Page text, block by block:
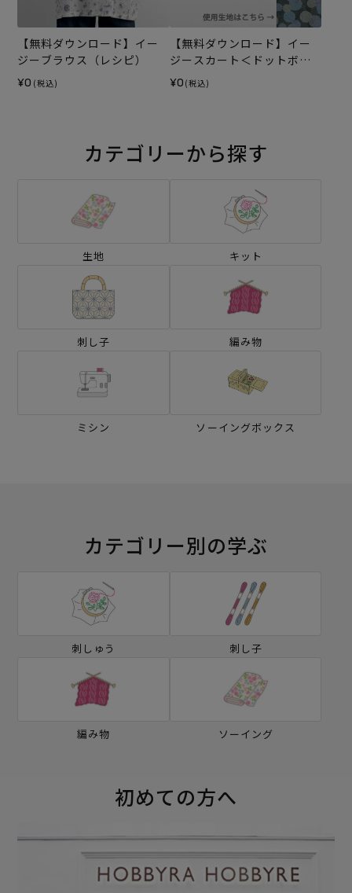
【無料ダウンロード】イー
ジーブラウス（レシピ）
¥0 (税込)
【無料ダウンロード】イー
ジースカート＜ドットボー
ダー・65cm丈＞（レシピ）
¥0 (税込)
カテゴリーから探す
生地 キット
刺し子 編み物
ミシン ソーイングボックス
カテゴリー別の学ぶ
刺しゅう 刺し子
編み物 ソーイング
初めての方へ